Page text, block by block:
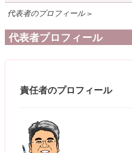
代表者のプロフィール >
代表者プロフィール
責任者のプロフィール